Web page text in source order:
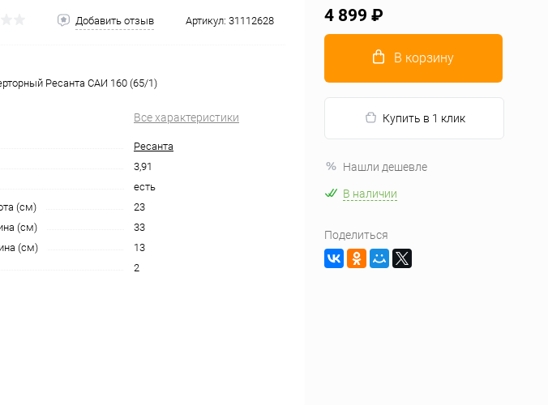
Добавить отзыв Артикул: 31112628
Ресанта САИ 160 (65/1)
Все характеристики
Ресанта
3,91
есть
(см)
23
(см)
33
(см)
13
2
4 899 ₽
В корзину
Купить в 1 клик
Нашли дешевле
В наличии
Поделиться